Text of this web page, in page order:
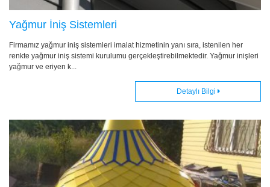
Yağmur İniş Sistemleri
Firmamız yağmur iniş sistemleri imalat hizmetinin yanı sıra, istenilen her
renkte yağmur iniş sistemi kurulumu gerçekleştirebilmektedir. Yağmur inişleri
yağmur ve eriyen k...
Detaylı Bilgi